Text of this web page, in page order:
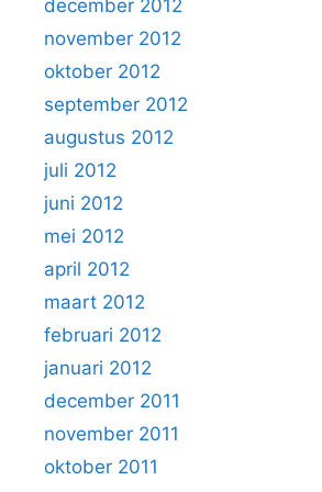
december 2012
november 2012
oktober 2012
september 2012
augustus 2012
juli 2012
juni 2012
mei 2012
april 2012
maart 2012
februari 2012
januari 2012
december 2011
november 2011
oktober 2011